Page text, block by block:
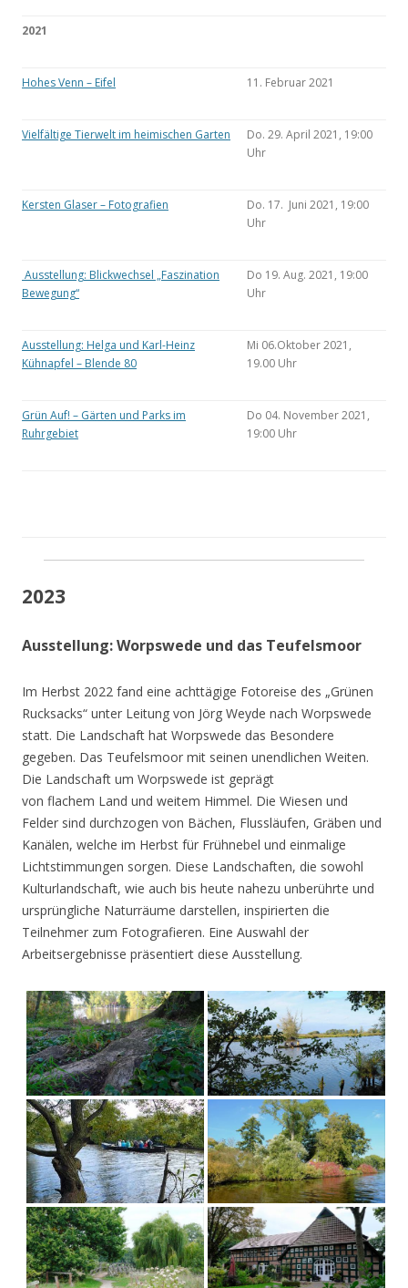
2021
Hohes Venn – Eifel 11. Februar 2021
Vielfältige Tierwelt im heimischen Garten
Do. 29. April 2021, 19:00
Uhr
Kersten Glaser – Fotografien
Do. 17. Juni 2021, 19:00
Uhr
Ausstellung: Blickwechsel „Faszination
Bewegung“
Do 19. Aug. 2021, 19:00
Uhr
Ausstellung: Helga und Karl-Heinz
Kühnapfel – Blende 80
Mi 06.Oktober 2021,
19.00 Uhr
Grün Auf! – Gärten und Parks im
Ruhrgebiet
Do 04. November 2021,
19:00 Uhr
2023
Ausstellung: Worpswede und das Teufelsmoor
Im Herbst 2022 fand eine achttägige Fotoreise des „Grünen
Rucksacks“ unter Leitung von Jörg Weyde nach Worpswede
statt. Die Landschaft hat Worpswede das Besondere
gegeben. Das Teufelsmoor mit seinen unendlichen Weiten.
Die Landschaft um Worpswede ist geprägt
von flachem Land und weitem Himmel. Die Wiesen und
Felder sind durchzogen von Bächen, Flussläufen, Gräben und
Kanälen, welche im Herbst für Frühnebel und einmalige
Lichtstimmungen sorgen. Diese Landschaften, die sowohl
Kulturlandschaft, wie auch bis heute nahezu unberührte und
ursprüngliche Naturräume darstellen, inspirierten die
Teilnehmer zum Fotografieren. Eine Auswahl der
Arbeitsergebnisse präsentiert diese Ausstellung.